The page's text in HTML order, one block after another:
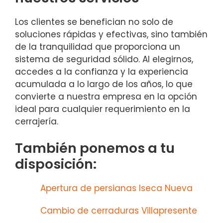
Los clientes se benefician no solo de
soluciones rápidas y efectivas, sino también
de la tranquilidad que proporciona un
sistema de seguridad sólido. Al elegirnos,
accedes a la confianza y la experiencia
acumulada a lo largo de los años, lo que
convierte a nuestra empresa en la opción
ideal para cualquier requerimiento en la
cerrajería.
También ponemos a tu
disposición:
Apertura de persianas Iseca Nueva
Cambio de cerraduras Villapresente